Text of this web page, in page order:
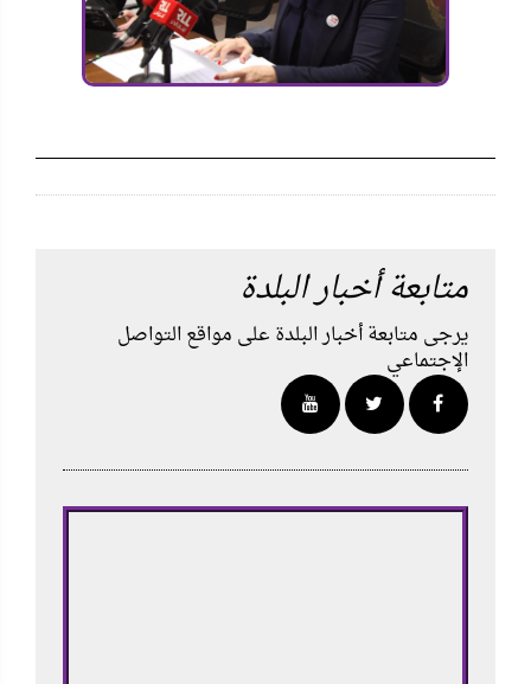
متابعة أخبار البلدة
يرجى متابعة أخبار البلدة على مواقع التواصل
الإجتماعي